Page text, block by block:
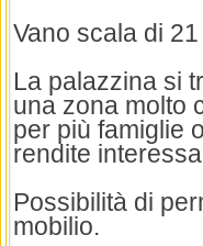
Vano scala di 21
La palazzina si
una zona molto
per più famiglie
rendite
Possibilità di
mobilio.